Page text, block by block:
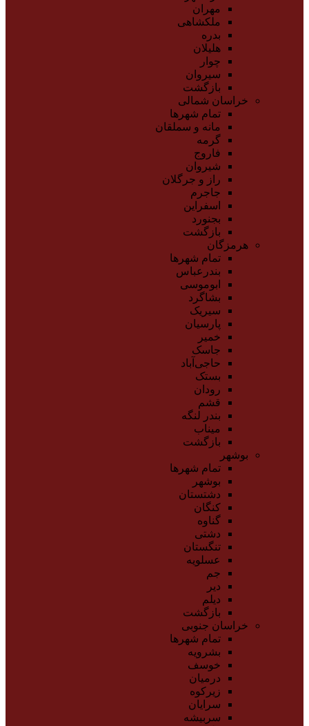
مهران
ملکشاهی
بدره
هلیلان
چوار
سیروان
بازگشت
خراسان شمالی
تمام شهر‌ها
مانه و سملقان
گرمه
فاروج
شیروان
راز و جرگلان
جاجرم
اسفراین
بجنورد
بازگشت
هرمزگان
تمام شهر‌ها
بندرعباس
ابوموسی
بشاگرد
سیریک
پارسیان
خمیر
جاسک
حاجی‌آباد
بستک
رودان
قشم
بندر لنگه
میناب
بازگشت
بوشهر
تمام شهر‌ها
بوشهر
دشتستان
کنگان
گناوه
دشتی
تنگستان
عسلویه
جم
دیر
دیلم
بازگشت
خراسان جنوبی
تمام شهر‌ها
بشرویه
خوسف
درمیان
زیرکوه
سرایان
سربیشه